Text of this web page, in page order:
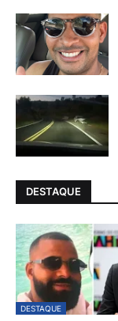
DESTAQUE
DESTAQUE